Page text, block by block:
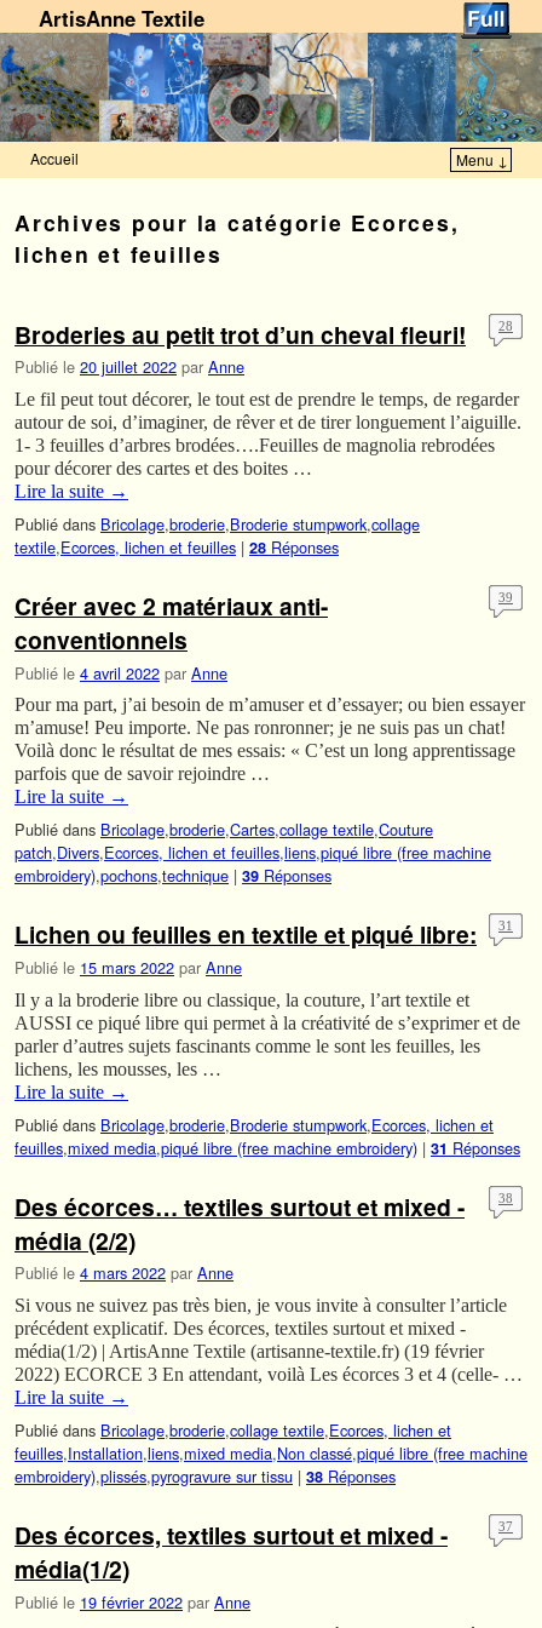
ArtisAnne Textile
Accueil Menu ↓
Archives pour la catégorie Ecorces,
lichen et feuilles
Broderies au petit trot d’un cheval fleuri!
Publié le 20 juillet 2022 par Anne
28
Le fil peut tout décorer, le tout est de prendre le temps, de regarder
autour de soi, d’imaginer, de rêver et de tirer longuement l’aiguille.
1- 3 feuilles d’arbres brodées….Feuilles de magnolia rebrodées
pour décorer des cartes et des boites …
Lire la suite →
Publié dans Bricolage,broderie,Broderie stumpwork,collage
textile,Ecorces, lichen et feuilles | 28 Réponses
Créer avec 2 matériaux anti-
conventionnels
Publié le 4 avril 2022 par Anne
39
Pour ma part, j’ai besoin de m’amuser et d’essayer; ou bien essayer
m’amuse! Peu importe. Ne pas ronronner; je ne suis pas un chat!
Voilà donc le résultat de mes essais: « C’est un long apprentissage
parfois que de savoir rejoindre …
Lire la suite →
Publié dans Bricolage,broderie,Cartes,collage textile,Couture
patch,Divers,Ecorces, lichen et feuilles,liens,piqué libre (free machine
embroidery),pochons,technique | 39 Réponses
Lichen ou feuilles en textile et piqué libre:
Publié le 15 mars 2022 par Anne
31
Il y a la broderie libre ou classique, la couture, l’art textile et
AUSSI ce piqué libre qui permet à la créativité de s’exprimer et de
parler d’autres sujets fascinants comme le sont les feuilles, les
lichens, les mousses, les …
Lire la suite →
Publié dans Bricolage,broderie,Broderie stumpwork,Ecorces, lichen et
feuilles,mixed media,piqué libre (free machine embroidery) | 31 Réponses
Des écorces… textiles surtout et mixed -
média (2/2)
Publié le 4 mars 2022 par Anne
38
Si vous ne suivez pas très bien, je vous invite à consulter l’article
précédent explicatif. Des écorces, textiles surtout et mixed -
média(1/2) | ArtisAnne Textile (artisanne-textile.fr) (19 février
2022) ECORCE 3 En attendant, voilà Les écorces 3 et 4 (celle- …
Lire la suite →
Publié dans Bricolage,broderie,collage textile,Ecorces, lichen et
feuilles,Installation,liens,mixed media,Non classé,piqué libre (free machine
embroidery),plissés,pyrogravure sur tissu | 38 Réponses
Des écorces, textiles surtout et mixed -
média(1/2)
Publié le 19 février 2022 par Anne
37